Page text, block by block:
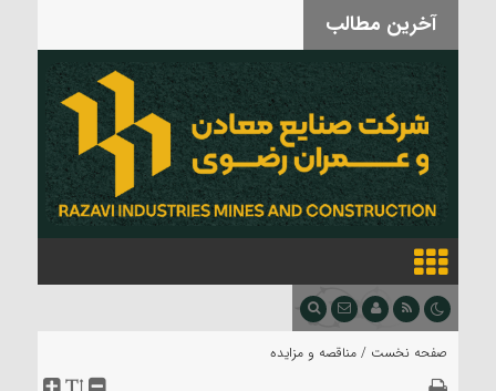
آخرین مطالب
صفحه نخست / مناقصه و مزایده